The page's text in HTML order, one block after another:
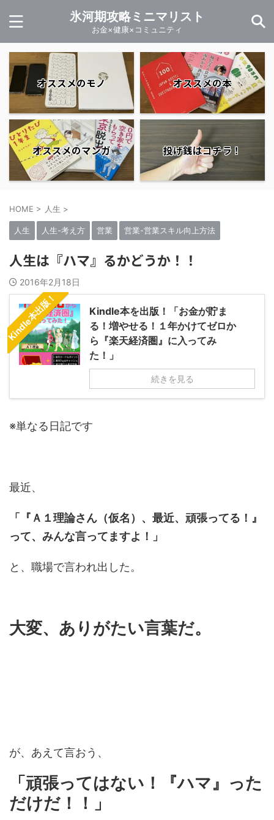
氷河期攻略ミニマリスト
お金×健康×コミュニティ
オススメのモノ オススメの本
オススメのマンガ 投げ銭はコチラ！
HOME > 人生 >
人生 人生-考え方 営業 営業-営業スキル向上方法
人生は『ハマ』るかどうか！！
2016年2月18日
Kindle本出版！
Kindle本を出版！「お金が貯ま
る！増やせる！１年かけてゼロか
ら『楽天経済圏』に入ってみ
た！」
続きを見る
※単なる日記です
最近、
「『Ａ１理論さん（仮名）、最近、頑張ってる！』
って、みんな言ってますよ！」
と、職場で言われ出した。
大変、ありがたい言葉だ。
が、あえて言おう、
「頑張ってはない！『ハマ』った
だけだ！！」